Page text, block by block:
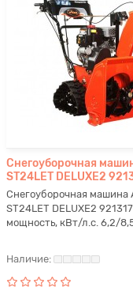
Снегоуборочная
ST24LET DELUXE2
Снегоуборочная машина
ST24LET DELUXE2
мощность, кВт/л.с. 6,2/